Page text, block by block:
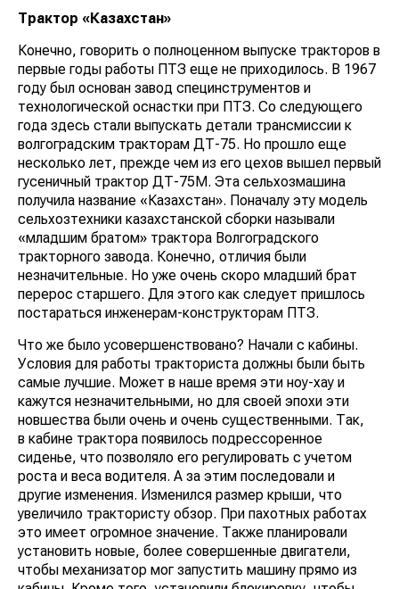
Трактор «Казахстан»
Конечно, говорить о полноценном выпуске тракторов в
первые годы работы ПТЗ еще не приходилось. В 1967
году был основан завод специнструментов и
технологической оснастки при ПТЗ. Со следующего
года здесь стали выпускать детали трансмиссии к
волгоградским тракторам ДТ-75. Но прошло еще
несколько лет, прежде чем из его цехов вышел первый
гусеничный трактор ДТ-75М. Эта сельхозмашина
получила название «Казахстан». Поначалу эту модель
сельхозтехники казахстанской сборки называли
«младшим братом» трактора Волгоградского
тракторного завода. Конечно, отличия были
незначительные. Но уже очень скоро младший брат
перерос старшего. Для этого как следует пришлось
постараться инженерам-конструкторам ПТЗ.
Что же было усовершенствовано? Начали с кабины.
Условия для работы тракториста должны были быть
самые лучшие. Может в наше время эти ноу-хау и
кажутся незначительными, но для своей эпохи эти
новшества были очень и очень существенными. Так,
в кабине трактора появилось подрессоренное
сиденье, что позволяло его регулировать с учетом
роста и веса водителя. А за этим последовали и
другие изменения. Изменился размер крыши, что
увеличило трактористу обзор. При пахотных работах
это имеет огромное значение. Также планировали
установить новые, более совершенные двигатели,
чтобы механизатор мог запустить машину прямо из